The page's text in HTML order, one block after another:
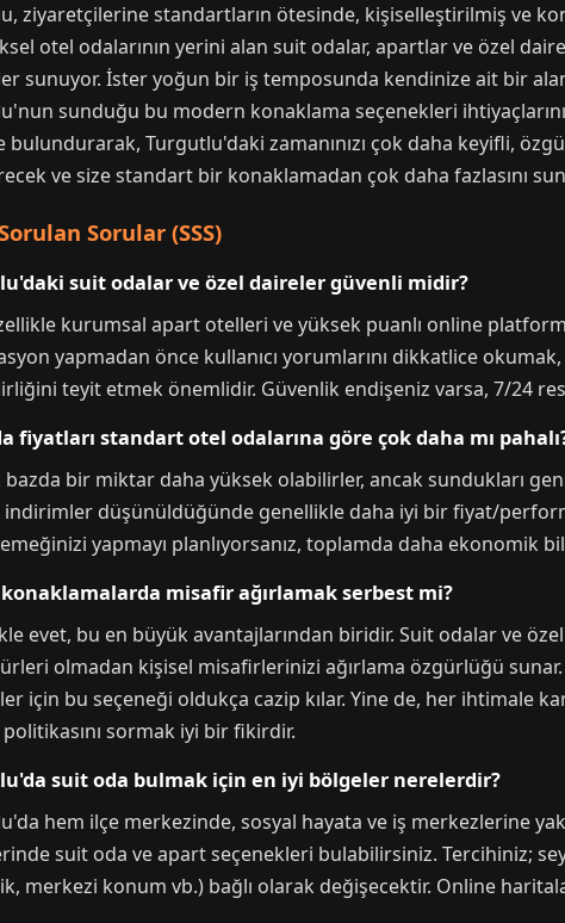
ziyaretçilerine standartların ötesinde, kişiselleştirilmiş ve
otel odalarının yerini alan suit odalar, apartlar ve özel
sunuyor. İster yoğun bir iş temposunda kendinize ait bir
sunduğu bu modern konaklama seçenekleri
bulundurarak, Turgutlu'daki zamanınızı çok daha keyifli,
ve size standart bir konaklamadan çok daha fazlasını
Sorular (SSS)
suit odalar ve özel daireler güvenli midir?
kurumsal apart otelleri ve yüksek puanlı online
yapmadan önce kullanıcı yorumlarını dikkatlice
teyit etmek önemlidir. Güvenlik endişeniz varsa, 7/24
fiyatları standart otel odalarına göre çok daha mı
bazda bir miktar daha yüksek olabilirler, ancak sundukları
indirimler düşünüldüğünde genellikle daha iyi bir fiyat/
yapmayı planlıyorsanız, toplamda daha ekonomik
misafir ağırlamak serbest mi?
evet, bu en büyük avantajlarından biridir. Suit odalar ve
olmadan kişisel misafirlerinizi ağırlama özgürlüğü
için bu seçeneği oldukça cazip kılar. Yine de, her ihtimale
sormak iyi bir fikirdir.
suit oda bulmak için en iyi bölgeler nerelerdir?
hem ilçe merkezinde, sosyal hayata ve iş merkezlerine
suit oda ve apart seçenekleri bulabilirsiniz. Tercihiniz;
merkezi konum vb.) bağlı olarak değişecektir. Online